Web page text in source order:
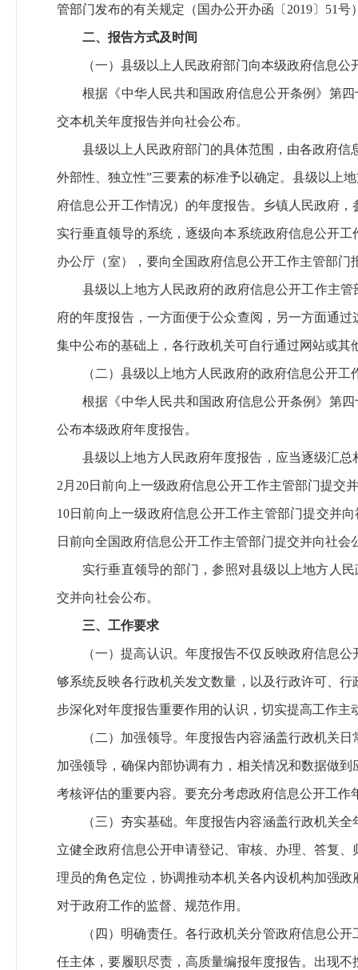
管部门发布的有关规定（国办公开办函〔2019〕51
二、报告方式及时间
（一）县级以上人民政府部门向本级政府信息
根据《中华人民共和国政府信息公开条例》第
交本机关年度报告并向社会公布。
县级以上人民政府部门的具体范围，由各政府
外部性、独立性”三要素的标准予以确定。县级以上
府信息公开工作情况）的年度报告。乡镇人民政府
实行垂直领导的系统，逐级向本系统政府信息公开
办公厅（室），要向全国政府信息公开工作主管部
县级以上地方人民政府的政府信息公开工作主
府的年度报告，一方面便于公众查阅，另一方面通
集中公布的基础上，各行政机关可自行通过网站或
（二）县级以上地方人民政府的政府信息公开
根据《中华人民共和国政府信息公开条例》第
公布本级政府年度报告。
县级以上地方人民政府年度报告，应当逐级汇
2月20日前向上一级政府信息公开工作主管部门提交
10日前向上一级政府信息公开工作主管部门提交并
日前向全国政府信息公开工作主管部门提交并向社会
实行垂直领导的部门，参照对县级以上地方人
交并向社会公布。
三、工作要求
（一）提高认识。 年度报告不仅反映政府信息
够系统反映各行政机关发文数量，以及行政许可、
步深化对年度报告重要作用的认识，切实提高工作
（二）加强领导。 年度报告内容涵盖行政机关
加强领导，确保内部协调有力，相关情况和数据做
考核评估的重要内容。要充分考虑政府信息公开工
（三）夯实基础。 年度报告内容涵盖行政机关
立健全政府信息公开申请登记、审核、办理、答复
理员的角色定位，协调推动本机关各内设机构加强
对于政府工作的监督、规范作用。
（四）明确责任。 各行政机关分管政府信息公
任主体，要履职尽责，高质量编报年度报告。出现